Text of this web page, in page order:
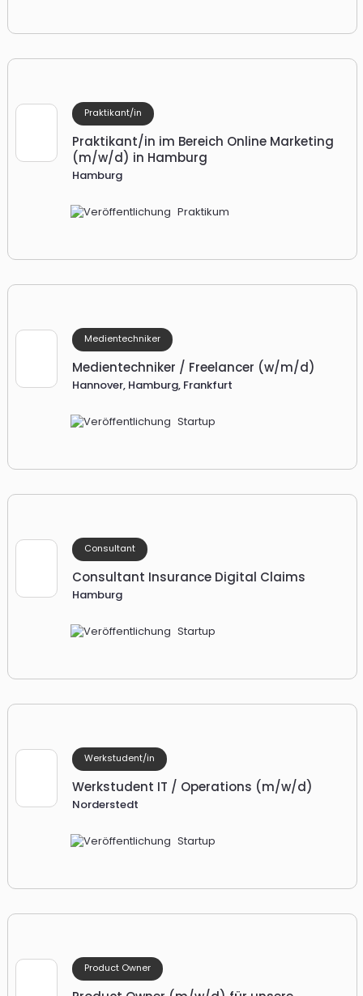
Prak­ti­kan­t/in
Prak­ti­kan­t/in im Be­reich On­line Mar­ke­ting
(m/w/d) in Hamburg
Hamburg
Praktikum
Medientechniker
Medientechniker / Freelancer (w/m/d)
Hannover, Hamburg, Frankfurt
Startup
Consultant
Consultant Insurance Digital Claims
Hamburg
Startup
Werkstudent/in
Werkstudent IT / Operations (m/w/d)
Norderstedt
Startup
Product Owner